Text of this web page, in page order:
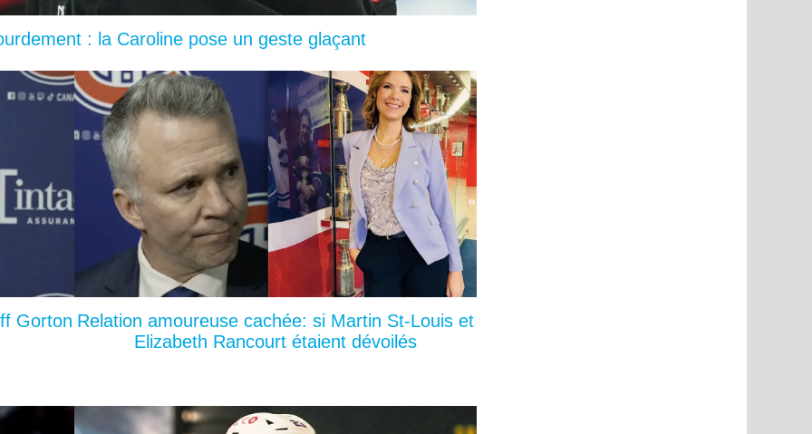
: la Caroline pose un geste glaçant
Gorton Relation amoureuse cachée: si Martin St-Louis et
Elizabeth Rancourt étaient dévoilés